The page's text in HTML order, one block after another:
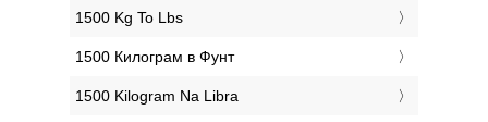
‎1500 Kg To Lbs
‎1500 Килограм в Фунт
‎1500 Kilogram Na Libra